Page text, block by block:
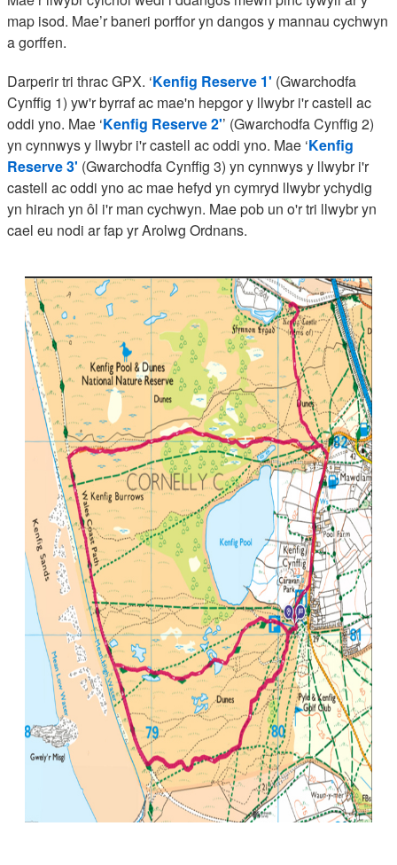
map isod. Mae’r baneri porffor yn dangos y mannau cychwyn
a gorffen.
Darperir tri thrac GPX. ‘Kenfig Reserve 1' (Gwarchodfa
Cynffig 1) yw'r byrraf ac mae'n hepgor y llwybr i'r castell ac
oddi yno. Mae ‘Kenfig Reserve 2'’ (Gwarchodfa Cynffig 2)
yn cynnwys y llwybr i'r castell ac oddi yno. Mae ‘Kenfig
Reserve 3' (Gwarchodfa Cynffig 3) yn cynnwys y llwybr i'r
castell ac oddi yno ac mae hefyd yn cymryd llwybr ychydig
yn hirach yn ôl i'r man cychwyn. Mae pob un o'r tri llwybr yn
cael eu nodi ar fap yr Arolwg Ordnans.